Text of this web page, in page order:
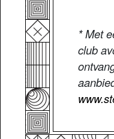
* Met
club